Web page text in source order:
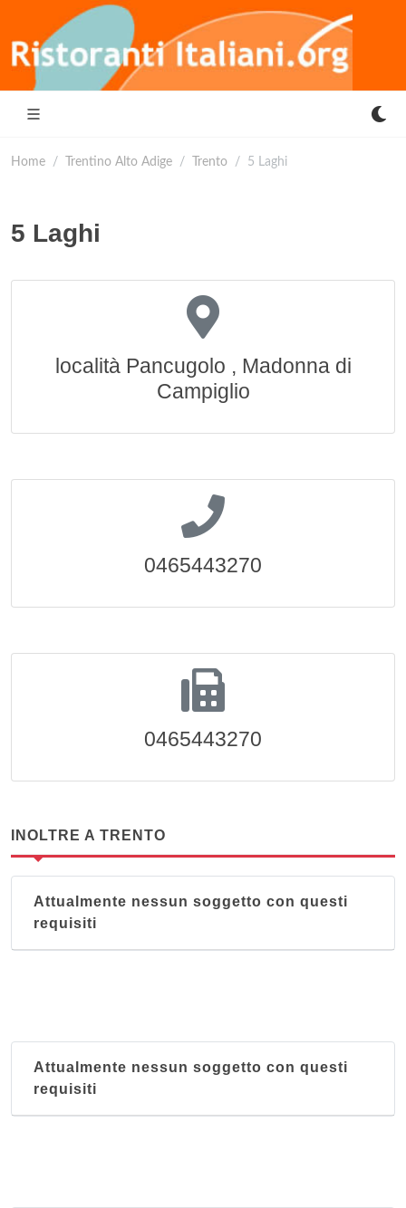
Home Trentino Alto Adige Trento 5 Laghi
5 Laghi
località Pancugolo , Madonna di
Campiglio
0465443270
0465443270
INOLTRE A TRENTO
Attualmente nessun soggetto con questi
requisiti
Attualmente nessun soggetto con questi
requisiti